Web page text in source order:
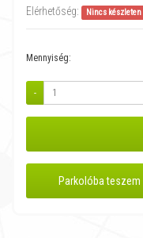
Elérhetőség:
Nincs készleten
Mennyiség:
-
Parkolóba teszem